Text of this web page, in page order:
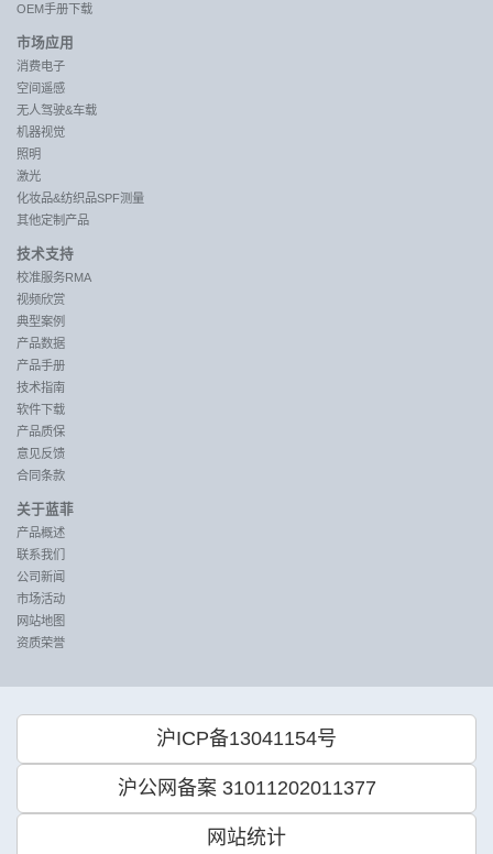
OEM手册下载
市场应用
消费电子
空间遥感
无人驾驶&车载
机器视觉
照明
激光
化妆品&纺织品SPF测量
其他定制产品
技术支持
校准服务RMA
视频欣赏
典型案例
产品数据
产品手册
技术指南
软件下载
产品质保
意见反馈
合同条款
关于蓝菲
产品概述
联系我们
公司新闻
市场活动
网站地图
资质荣誉
沪ICP备13041154号
沪公网备案 31011202011377
网站统计